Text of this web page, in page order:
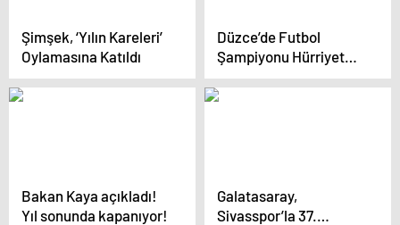
Şimşek, ‘Yılın Kareleri’
Oylamasına Katıldı
Düzce’de Futbol
Şampiyonu Hürriyet
Ortaokulu
Bakan Kaya açıkladı!
Yıl sonunda kapanıyor!
Galatasaray,
Sivasspor’la 37.